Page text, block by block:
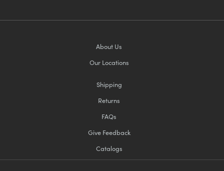
About Us
Our Locations
Shipping
Returns
FAQs
Give Feedback
Catalogs